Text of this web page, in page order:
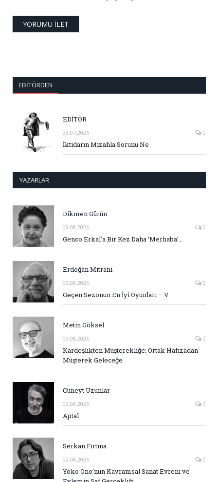
EDITÖRDEN
EDİTÖR
28.07.2026 0
İktidarın Mizahla Sorunu Ne
YAZARLAR
Dikmen Gürün
09.08.2026 0
Genco Erkal’a Bir Kez Daha ‘Merhaba’…
Erdoğan Mitrani
09.08.2026 0
Geçen Sezonun En İyi Oyunları – V
Metin Göksel
03.08.2026 0
Kardeşlikten Müşterekliğe: Ortak Hafızadan
Müşterek Geleceğe
Cüneyt Uzunlar
02.08.2026 0
Aptal
Serkan Fırtına
02.08.2026 0
Yoko Ono’nun Kavramsal Sanat Evreni ve